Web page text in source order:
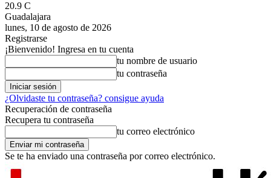
20.9 C
Guadalajara
lunes, 10 de agosto de 2026
Registrarse
¡Bienvenido! Ingresa en tu cuenta
tu nombre de usuario
tu contraseña
¿Olvidaste tu contraseña? consigue ayuda
Recuperación de contraseña
Recupera tu contraseña
tu correo electrónico
Se te ha enviado una contraseña por correo electrónico.